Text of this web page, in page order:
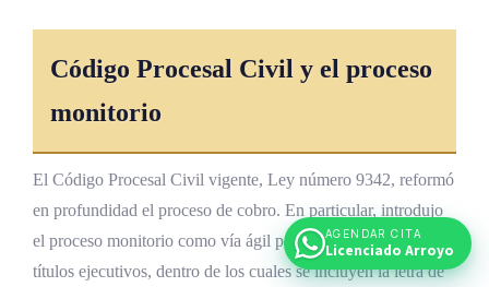
Código Procesal Civil y el proceso
monitorio
El Código Procesal Civil vigente, Ley número 9342, reformó
en profundidad el proceso de cobro. En particular, introdujo
el proceso monitorio como vía ágil para la ejecución de
títulos ejecutivos, dentro de los cuales se incluyen la letra de
AGENDAR CITA
Licenciado Arroyo